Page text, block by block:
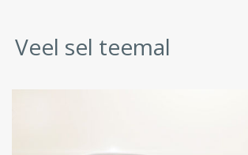
Veel sel teemal